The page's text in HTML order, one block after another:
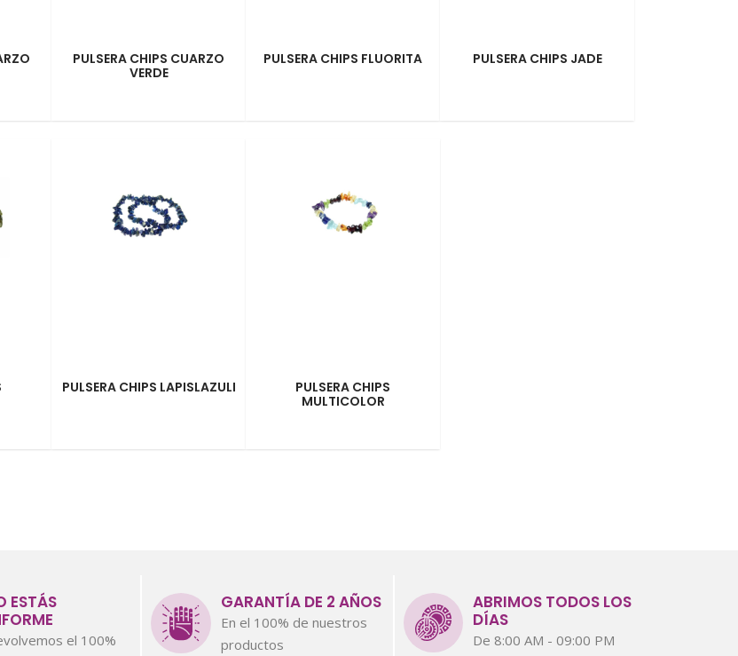
PULSERA CHIPS CUARZO
VERDE
PULSERA CHIPS FLUORITA PULSERA CHIPS JADE
PULSERA CHIPS LAPISLAZULI
PULSERA CHIPS
MULTICOLOR
ESTÁS
el 100%
GARANTÍA DE 2 AÑOS
En el 100% de nuestros
productos
ABRIMOS TODOS LOS
DÍAS
De 8:00 AM - 09:00 PM